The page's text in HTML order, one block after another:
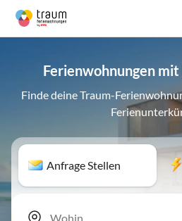
Ferienwohnungen mit
Finde deine Traum-
Anfrage Stellen